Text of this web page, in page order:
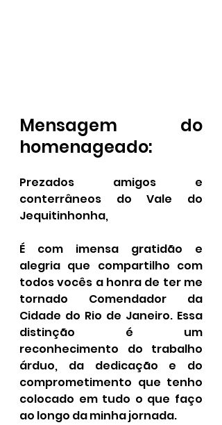
Mensagem do
homenageado:
Prezados amigos e
conterrâneos do Vale do
Jequitinhonha,
É com imensa gratidão e
alegria que compartilho com
todos vocês a honra de ter me
tornado Comendador da
Cidade do Rio de Janeiro. Essa
distinção é um
reconhecimento do trabalho
árduo, da dedicação e do
comprometimento que tenho
colocado em tudo o que faço
ao longo da minha jornada.